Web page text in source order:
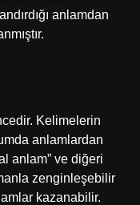
anlamdan
Kelimelerin
anlamlardan
anlam” ve diğeri
zenginleşebilir
kazanabilir.